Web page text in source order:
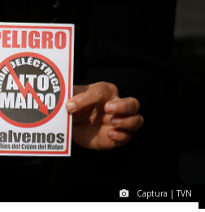
Captura | TVN